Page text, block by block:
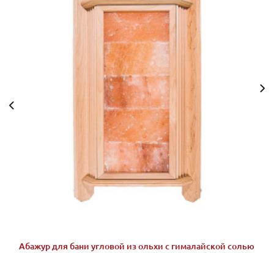
Абажур для бани угловой из ольхи с гималайской солью